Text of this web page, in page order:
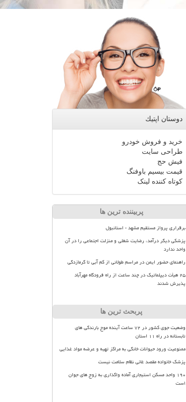
دوستان اپتیك
خرید و فروش خودرو
طراحی سایت
فیش حج
قیمت بیسیم باوفنگ
کوتاه کننده لینک
پربیننده ترین ها
برقراری پرواز مستقیم مشهد - استانبول
پزشکی دیگر درآمد، رضایت شغلی و منزلت اجتماعی را در آن
واحد ندارد
راهنمای حضور ایمن در مراسم طولانی از کم آبی تا گرمازدگی
۲۵ هیأت دیپلماتیک در چند ساعت از راه فرودگاه مهرآباد
پذیرش شدند
پربحث ترین ها
وضعیت جوی کشور در ۷۲ ساعت آینده موج بارندگی های
تابستانه در راه ۱۱ استان
ممنوعیت ورود حیوانات خانگی به مراکز تهیه و عرضه مواد غذایی
پزشک خانواده مقصد غائی نظام سلامت نیست
۱۹۰ واحد مسکن استیجاری آماده واگذاری به زوج های جوان
است